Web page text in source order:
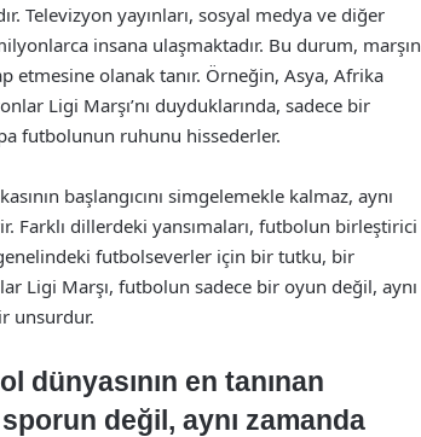
Televizyon yayınları, sosyal medya ve diğer
insana ulaşmaktadır. Bu durum, marşın
etmesine olanak tanır. Örneğin, Asya, Afrika
Ligi Marşı’nı duyduklarında, sadece bir
futbolunun ruhunu hissederler.
başlangıcını simgelemekle kalmaz, aynı
dillerdeki yansımaları, futbolun birleştirici
futbolseverler için bir tutku, bir
Ligi Marşı, futbolun sadece bir oyun değil, aynı
unsurdur.
dünyasının en tanınan
değil, aynı zamanda